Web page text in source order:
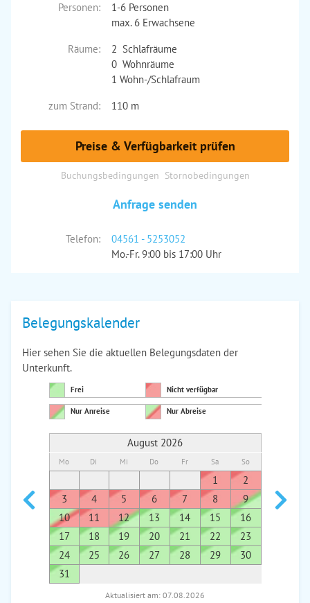
Personen:
1-6 Personen
max. 6 Erwachsene
Räume:
2 Schlafräume
0 Wohnräume
1 Wohn-/Schlafraum
zum Strand:
110 m
Preise & Verfügbarkeit prüfen
Buchungsbedingungen Stornobedingungen
Anfrage senden
Telefon:
04561 - 5253052
Mo.-Fr. 9:00 bis 17:00 Uhr
Belegungskalender
Hier sehen Sie die aktuellen Belegungsdaten der
Unterkunft.
Frei Nicht verfügbar
Nur Anreise Nur Abreise
August 2026
Mo Di Mi Do Fr Sa So
1
2
3
4 5 6 7 8
9
10
11 12 13 14 15
16
17
18 19 20 21 22
23
24
25 26 27 28 29
30
31
7
Aktualisiert am: 07.08.2026